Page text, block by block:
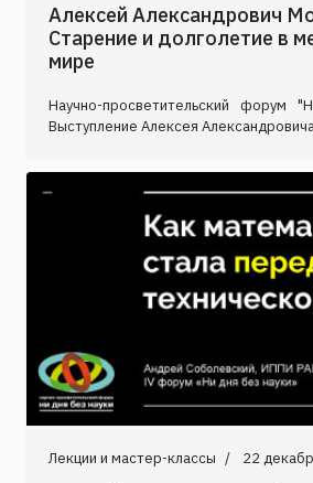
Алексей Александрович
Старение и долголетие в
мире
Научно-просветительский форум
Выступление Алексея
Лекции и мастер-классы 22